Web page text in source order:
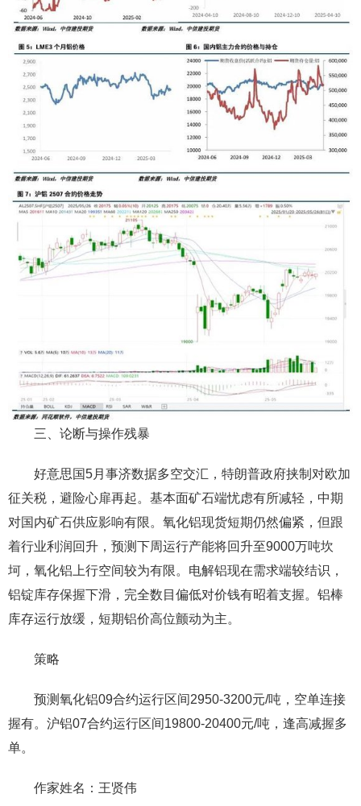
三、论断与操作残暴
好意思国5月事济数据多空交汇，特朗普政府挟制对欧加
征关税，避险心扉再起。基本面矿石端忧虑有所减轻，中期
对国内矿石供应影响有限。氧化铝现货短期仍然偏紧，但跟
着行业利润回升，预测下周运行产能将回升至9000万吨坎
坷，氧化铝上行空间较为有限。电解铝现在需求端较结识，
铝锭库存保握下滑，完全数目偏低对价钱有昭着支握。铝棒
库存运行放缓，短期铝价高位颤动为主。
策略
预测氧化铝09合约运行区间2950-3200元/吨，空单连接
握有。沪铝07合约运行区间19800-20400元/吨，逢高减握多
单。
作家姓名：王贤伟